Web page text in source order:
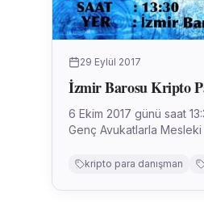
29 Eylül 2017
İzmir Barosu Kripto
6 Ekim 2017 günü saat
Genç Avukatlarla
konuştum. Etkinlik
kripto para danışman